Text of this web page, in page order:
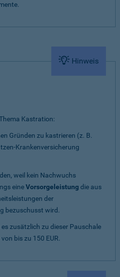
Hinweis
Kastration:
Gründen zu kastrieren (z. B.
Krankenversicherung
weil kein Nachwuchs
eineVorsorgeleistung die aus
der
bezuschusst wird.
zusätzlich zu dieser Pauschale
bis zu 150 EUR.